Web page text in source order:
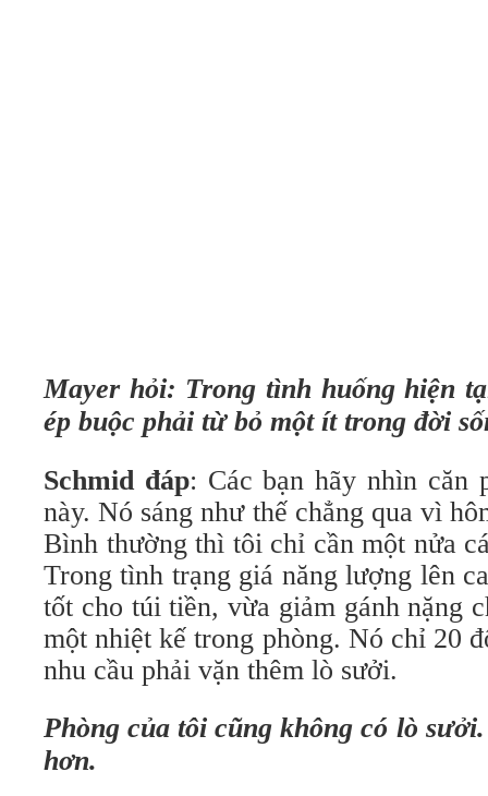
Mayer hỏi: Trong tình huống hiện
ép buộc phải từ bỏ một ít trong đời
Schmid đáp: Các bạn hãy nhìn căn
này. Nó sáng như thế chẳng qua vì
Bình thường thì tôi chỉ cần một nửa
Trong tình trạng giá năng lượng lên
tốt cho túi tiền, vừa giảm gánh nặng
một nhiệt kế trong phòng. Nó chỉ 20
nhu cầu phải vặn thêm lò sưởi.
Phòng của tôi cũng không có lò
hơn.